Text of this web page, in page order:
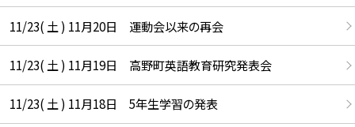
11/23( 土 ) 11月20日 運動会以来の再会
11/23( 土 ) 11月19日 高野町英語教育研究発表会
11/23( 土 ) 11月18日 5年生学習の発表